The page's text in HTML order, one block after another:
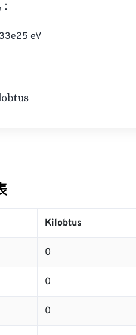
eV
Kilobtus
Kilobtus
0
0
0